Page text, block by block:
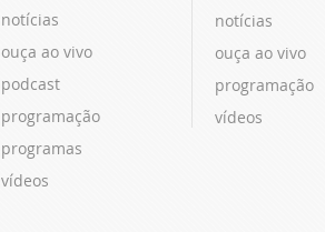
notícias
ouça ao vivo
podcast
programação
programas
vídeos
notícias
ouça ao vivo
programação
vídeos